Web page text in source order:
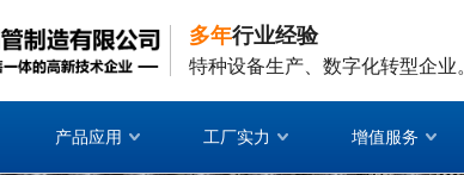
多年行业经验
特种设备生产、数字化转型企业。
产品应用 工厂实力 增值服务